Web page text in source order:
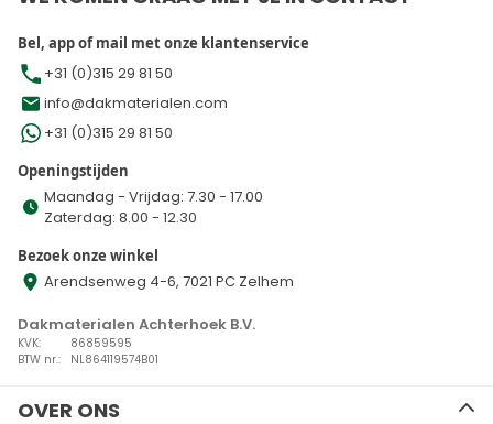
Bel, app of mail met onze klantenservice
+31 (0)315 29 81 50
info@dakmaterialen.com
+31 (0)315 29 81 50
Openingstijden
Maandag - Vrijdag: 7.30 - 17.00
Zaterdag: 8.00 - 12.30
Bezoek onze winkel
Arendsenweg 4-6, 7021 PC Zelhem
Dakmaterialen Achterhoek B.V.
KVK:
86859595
BTW nr.:
NL864119574B01
OVER ONS